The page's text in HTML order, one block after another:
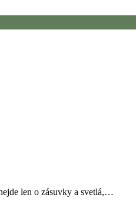
len o zásuvky a svetlá,…